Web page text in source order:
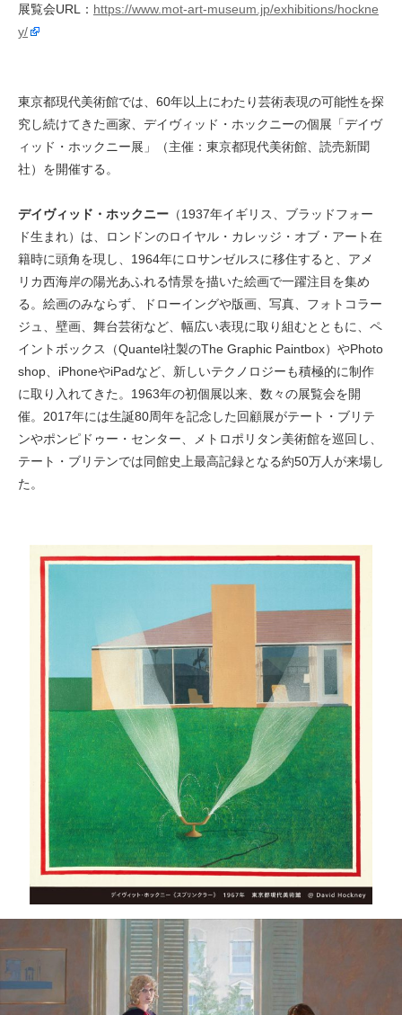
展覧会URL： https://www.mot-art-museum.jp/exhibitions/hockne
y/
東京都現代美術館では、60年以上にわたり芸術表現の可能性を探
究し続けてきた画家、デイヴィッド・ホックニーの個展「デイヴ
ィッド・ホックニー展」（主催：東京都現代美術館、読売新聞
社）を開催する。
デイヴィッド・ホックニー （1937年イギリス、ブラッドフォー
ド生まれ）は、ロンドンのロイヤル・カレッジ・オブ・アート在
籍時に頭角を現し、1964年にロサンゼルスに移住すると、アメ
リカ西海岸の陽光あふれる情景を描いた絵画で一躍注目を集め
る。絵画のみならず、ドローイングや版画、写真、フォトコラー
ジュ、壁画、舞台芸術など、幅広い表現に取り組むとともに、ペ
イントボックス（Quantel社製のThe Graphic Paintbox）やPhoto
shop、iPhoneやiPadなど、新しいテクノロジーも積極的に制作
に取り入れてきた。1963年の初個展以来、数々の展覧会を開
催。2017年には生誕80周年を記念した回顧展がテート・ブリテ
ンやポンピドゥー・センター、メトロポリタン美術館を巡回し、
テート・ブリテンでは同館史上最高記録となる約50万人が来場し
た。